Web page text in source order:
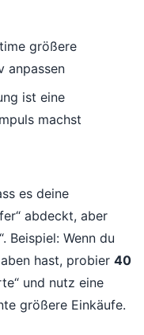
größere
anpassen
ist eine
machst
es deine
abdeckt, aber
Beispiel: Wenn du
hast, probier 40
und nutz eine
größere Einkäufe.